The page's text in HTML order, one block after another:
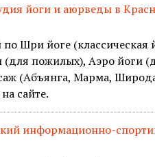
йоги и аюрведы в
Шри йоге (классическая
(для пожилых), Аэро йоги
(Абъянга, Марма,
сайте.
информационно-